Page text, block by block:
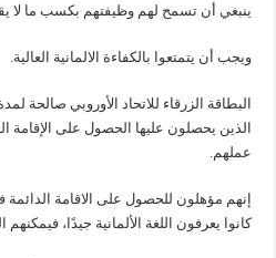
ينبغي أن تسمح لهم وظيفتهم بكسب ما لا يقل عن 50800
ويجب أن يتمتعوا بالكفاءة الالمانية العالية.
البطاقة الزرقاء للاتحاد الأوروبي صالحة
الذين يحصلون عليها الحصول على الإقامة
عملهم.
كانوا يعرفون اللغة الألمانية جيدًا، فيمكنهم